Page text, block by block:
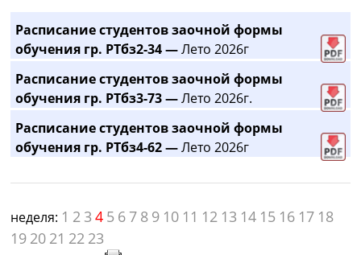
Расписание студентов заочной формы
обучения гр. РТбз2-34 —Лето 2026г
Расписание студентов заочной формы
обучения гр. РТбз3-73 —Лето 2026г.
Расписание студентов заочной формы
обучения гр. РТбз4-62 —Лето 2026г
неделя: 1 2 3 4 5 6 7 8 9 10 11 12 13 14 15 16 17 18
19 20 21 22 23